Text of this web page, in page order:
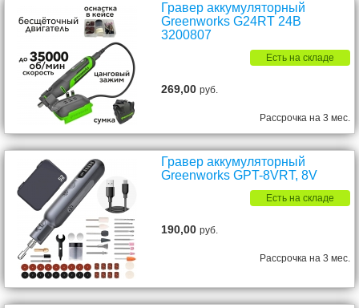
Гравер аккумуляторный
Greenworks G24RT 24В
3200807
Есть на складе
269,00руб.
Рассрочка на 3 мес.
Гравер аккумуляторный
Greenworks GPT-8VRT, 8V
Есть на складе
190,00руб.
Рассрочка на 3 мес.